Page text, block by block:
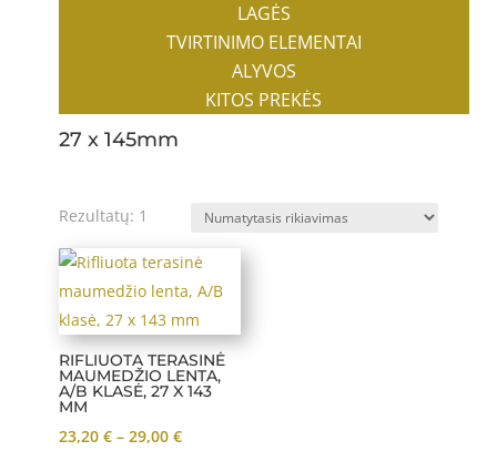
LAGĖS
TVIRTINIMO ELEMENTAI
ALYVOS
KITOS PREKĖS
27 x 145mm
Rezultatų: 1
RIFLIUOTA TERASINĖ
MAUMEDŽIO LENTA,
A/B KLASĖ, 27 X 143
MM
23,20 € – 29,00 €Price